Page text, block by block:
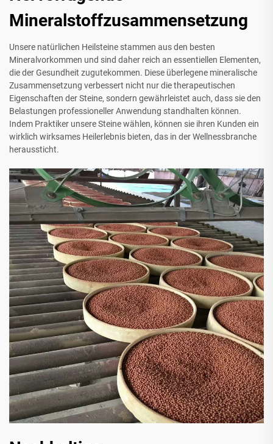
Mineralstoffzusammensetzung
Unsere natürlichen Heilsteine stammen aus den besten
Mineralvorkommen und sind daher reich an essentiellen Elementen,
die der Gesundheit zugutekommen. Diese überlegene mineralische
Zusammensetzung verbessert nicht nur die therapeutischen
Eigenschaften der Steine, sondern gewährleistet auch, dass sie den
Belastungen professioneller Anwendung standhalten können.
Indem Praktiker unsere Steine wählen, können sie ihren Kunden ein
wirklich wirksames Heilerlebnis bieten, das in der Wellnessbranche
heraussticht.